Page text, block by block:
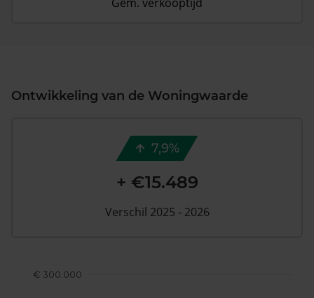
Ontwikkeling van de Woningwaarde
€ 300.000
7,9%
+ €15.489
Verschil 2025 - 2026